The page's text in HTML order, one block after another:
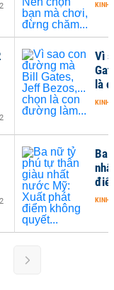
KINH
Vì
là
KINH
Ba
KINH